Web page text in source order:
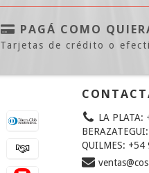
PAGÁ COMO
Tarjetas de crédito o
LA
QUILMES: